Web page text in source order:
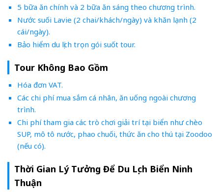
5 bữa ăn chính và 2 bữa ăn sáng theo chương trình.
Nước suối Lavie (2 chai/khách/ngày) và khăn lạnh (2
cái/ngày).
Bảo hiểm du lịch trọn gói suốt tour.
Tour Không Bao Gồm
Hóa đơn VAT.
Các chi phí mua sắm cá nhân, ăn uống ngoài chương
trình.
Chi phí tham gia các trò chơi giải trí tại biển như chèo
SUP, mô tô nước, phao chuối, thức ăn cho thú tại Zoodoo
(nếu có).
Thời Gian Lý Tưởng Để Du Lịch Biển Ninh
Thuận